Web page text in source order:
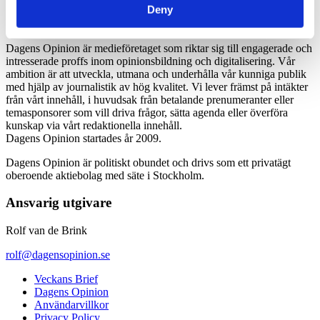
Deny
Dagens Opinion är medieföretaget som riktar sig till engagerade och
intresserade proffs inom opinionsbildning och digitalisering. Vår
ambition är att utveckla, utmana och underhålla vår kunniga publik
med hjälp av journalistik av hög kvalitet. Vi lever främst på intäkter
från vårt innehåll, i huvudsak från betalande prenumeranter eller
temasponsorer som vill driva frågor, sätta agenda eller överföra
kunskap via vårt redaktionella innehåll.
Dagens Opinion startades år 2009.
Dagens Opinion är politiskt obundet och drivs som ett privatägt
oberoende aktiebolag med säte i Stockholm.
Ansvarig utgivare
Rolf van de Brink
rolf@dagensopinion.se
Veckans Brief
Dagens Opinion
Användarvillkor
Privacy Policy